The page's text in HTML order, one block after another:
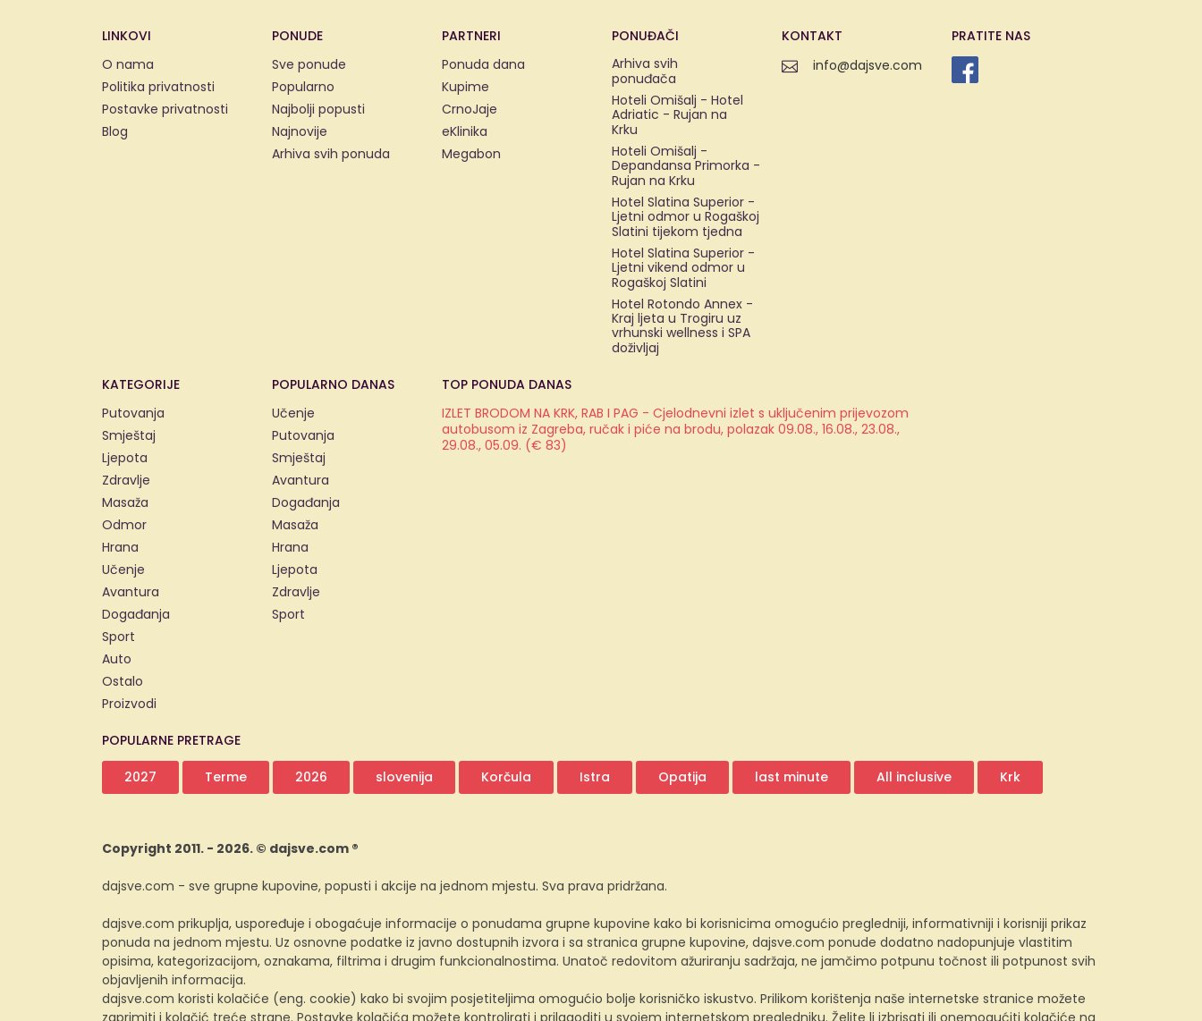
LINKOVI
O nama
Politika privatnosti
Postavke privatnosti
Blog
PONUDE
Sve ponude
Popularno
Najbolji popusti
Najnovije
Arhiva svih ponuda
PARTNERI
Ponuda dana
Kupime
CrnoJaje
eKlinika
Megabon
PONUĐAČI
Arhiva svih
ponuđača
Hoteli Omišalj - Hotel
Adriatic - Rujan na
Krku
Hoteli Omišalj -
Depandansa Primorka -
Rujan na Krku
Hotel Slatina Superior -
Ljetni odmor u Rogaškoj
Slatini tijekom tjedna
Hotel Slatina Superior -
Ljetni vikend odmor u
Rogaškoj Slatini
Hotel Rotondo Annex -
Kraj ljeta u Trogiru uz
vrhunski wellness i SPA
doživljaj
KONTAKT
info@dajsve.com
PRATITE NAS
KATEGORIJE
Putovanja
Smještaj
Ljepota
Zdravlje
Masaža
Odmor
Hrana
Učenje
Avantura
Događanja
Sport
Auto
Ostalo
Proizvodi
POPULARNO DANAS
Učenje
Putovanja
Smještaj
Avantura
Događanja
Masaža
Hrana
Ljepota
Zdravlje
Sport
TOP PONUDA DANAS
IZLET BRODOM NA KRK, RAB I PAG - Cjelodnevni izlet s uključenim prijevozom
autobusom iz Zagreba, ručak i piće na brodu, polazak 09.08., 16.08., 23.08.,
29.08., 05.09. (€ 83)
POPULARNE PRETRAGE
2027 Terme 2026 slovenija Korčula Istra Opatija last minute All inclusive Krk
Copyright 2011. - 2026. © dajsve.com ®
dajsve.com - sve grupne kupovine, popusti i akcije na jednom mjestu. Sva prava pridržana.
dajsve.com prikuplja, uspoređuje i obogaćuje informacije o ponudama grupne kupovine kako bi korisnicima omogućio pregledniji, informativniji i korisniji prikaz
ponuda na jednom mjestu. Uz osnovne podatke iz javno dostupnih izvora i sa stranica grupne kupovine, dajsve.com ponude dodatno nadopunjuje vlastitim
opisima, kategorizacijom, oznakama, filtrima i drugim funkcionalnostima. Unatoč redovitom ažuriranju sadržaja, ne jamčimo potpunu točnost ili potpunost svih
objavljenih informacija.
dajsve.com koristi kolačiće (eng. cookie) kako bi svojim posjetiteljima omogućio bolje korisničko iskustvo. Prilikom korištenja naše internetske stranice možete
zaprimiti i kolačić treće strane. Postavke kolačića možete kontrolirati i prilagoditi u svojem internetskom pregledniku. Želite li izbrisati ili onemogućiti kolačiće na